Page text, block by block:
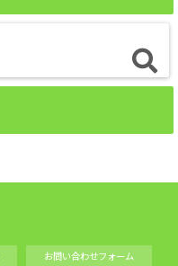
お問い合わせフォーム